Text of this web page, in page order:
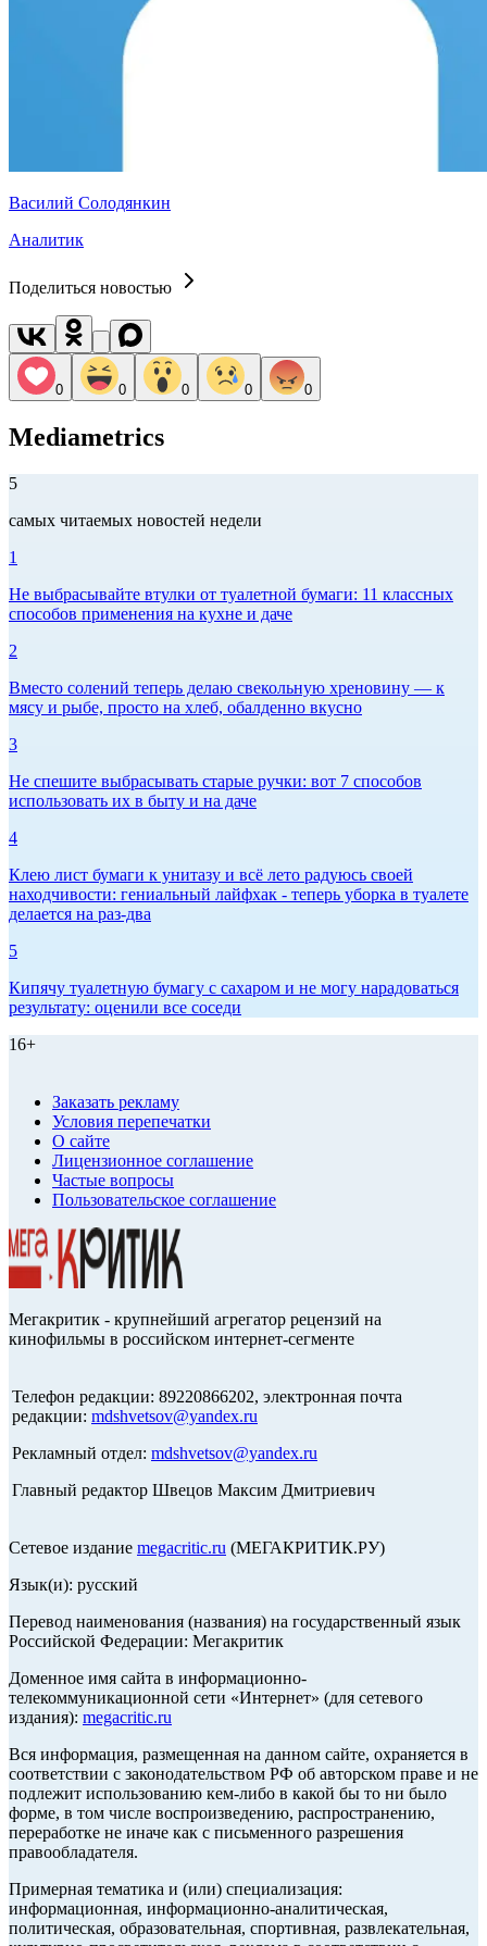
Василий Солодянкин
Аналитик
Поделиться новостью
0 0 0 0 0
Mediametrics
5
самых читаемых новостей недели
1
Не выбрасывайте втулки от туалетной бумаги: 11 классных
способов применения на кухне и даче
2
Вместо солений теперь делаю свекольную хреновину — к
мясу и рыбе, просто на хлеб, обалденно вкусно
3
Не спешите выбрасывать старые ручки: вот 7 способов
использовать их в быту и на даче
4
Клею лист бумаги к унитазу и всё лето радуюсь своей
находчивости: гениальный лайфхак - теперь уборка в туалете
делается на раз-два
5
Кипячу туалетную бумагу с сахаром и не могу нарадоваться
результату: оценили все соседи
16+
Заказать рекламу
Условия перепечатки
О сайте
Лицензионное соглашение
Частые вопросы
Пользовательское соглашение
Мегакритик - крупнейший агрегатор рецензий на
кинофильмы в российском интернет-сегменте
Телефон редакции: 89220866202, электронная почта
редакции: mdshvetsov@yandex.ru
Рекламный отдел: mdshvetsov@yandex.ru
Главный редактор Швецов Максим Дмитриевич
Сетевое издание megacritic.ru (МЕГАКРИТИК.РУ)
Язык(и): русский
Перевод наименования (названия) на государственный язык
Российской Федерации: Мегакритик
Доменное имя сайта в информационно-
телекоммуникационной сети «Интернет» (для сетевого
издания): megacritic.ru
Вся информация, размещенная на данном сайте, охраняется в
соответствии с законодательством РФ об авторском праве и не
подлежит использованию кем-либо в какой бы то ни было
форме, в том числе воспроизведению, распространению,
переработке не иначе как с письменного разрешения
правообладателя.
Примерная тематика и (или) специализация:
информационная, информационно-аналитическая,
политическая, образовательная, спортивная, развлекательная,